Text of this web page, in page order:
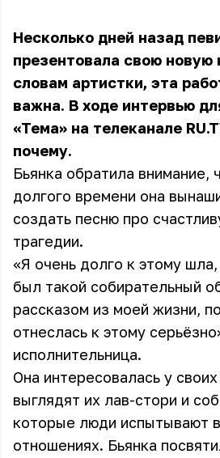
Несколько дней назад
презентовала свою
словам артистки, эта
важна. В ходе интервью
«Тема» на телеканале
почему.
Бьянка обратила внимание,
долгого времени она
создать песню про
трагедии.
«Я очень долго к этому
был такой собирательный
рассказом из моей жизни,
отнеслась к этому
исполнительница.
Она интересовалась у
выглядят их лав-стори и
которые люди испытывают
отношениях. Бьянка